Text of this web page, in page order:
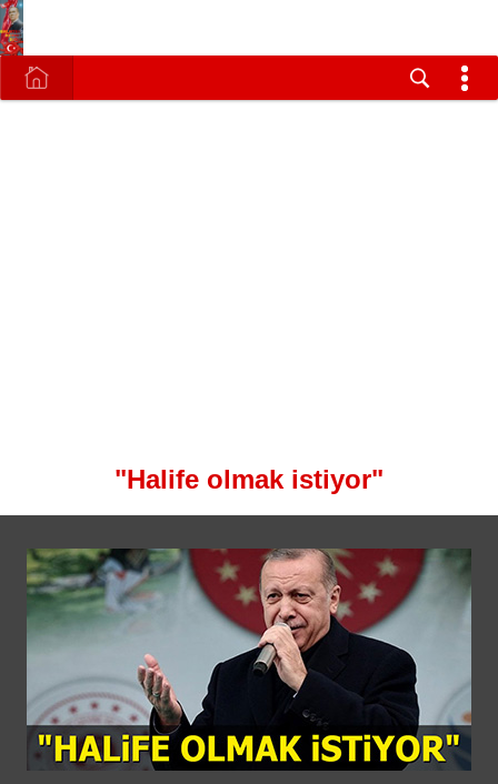
"Halife olmak istiyor"